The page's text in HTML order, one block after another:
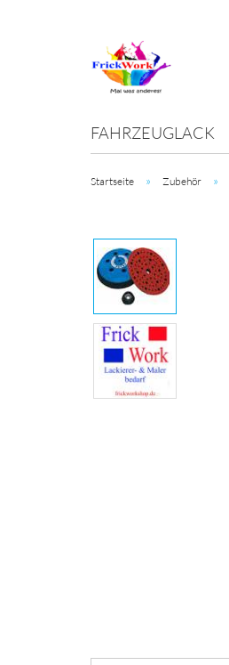
FAHRZEUGLACK
Startseite » Zubehör »